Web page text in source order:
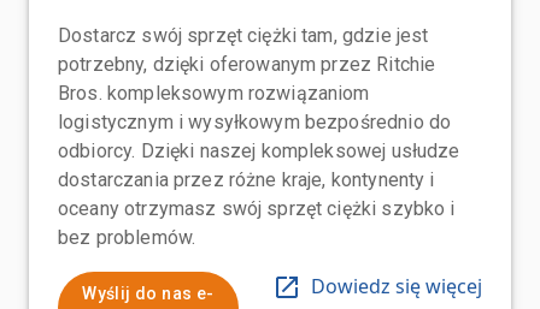
Dostarcz swój sprzęt ciężki tam, gdzie jest
potrzebny, dzięki oferowanym przez Ritchie
Bros. kompleksowym rozwiązaniom
logistycznym i wysyłkowym bezpośrednio do
odbiorcy. Dzięki naszej kompleksowej usłudze
dostarczania przez różne kraje, kontynenty i
oceany otrzymasz swój sprzęt ciężki szybko i
bez problemów.
Wyślij do nas e-
Dowiedz się więcej